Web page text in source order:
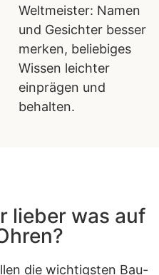
Weltmeister: Namen
und Gesichter besser
merken, beliebiges
Wissen leichter
einprägen und
behalten.
lieber was auf
die wichtigsten Bau-